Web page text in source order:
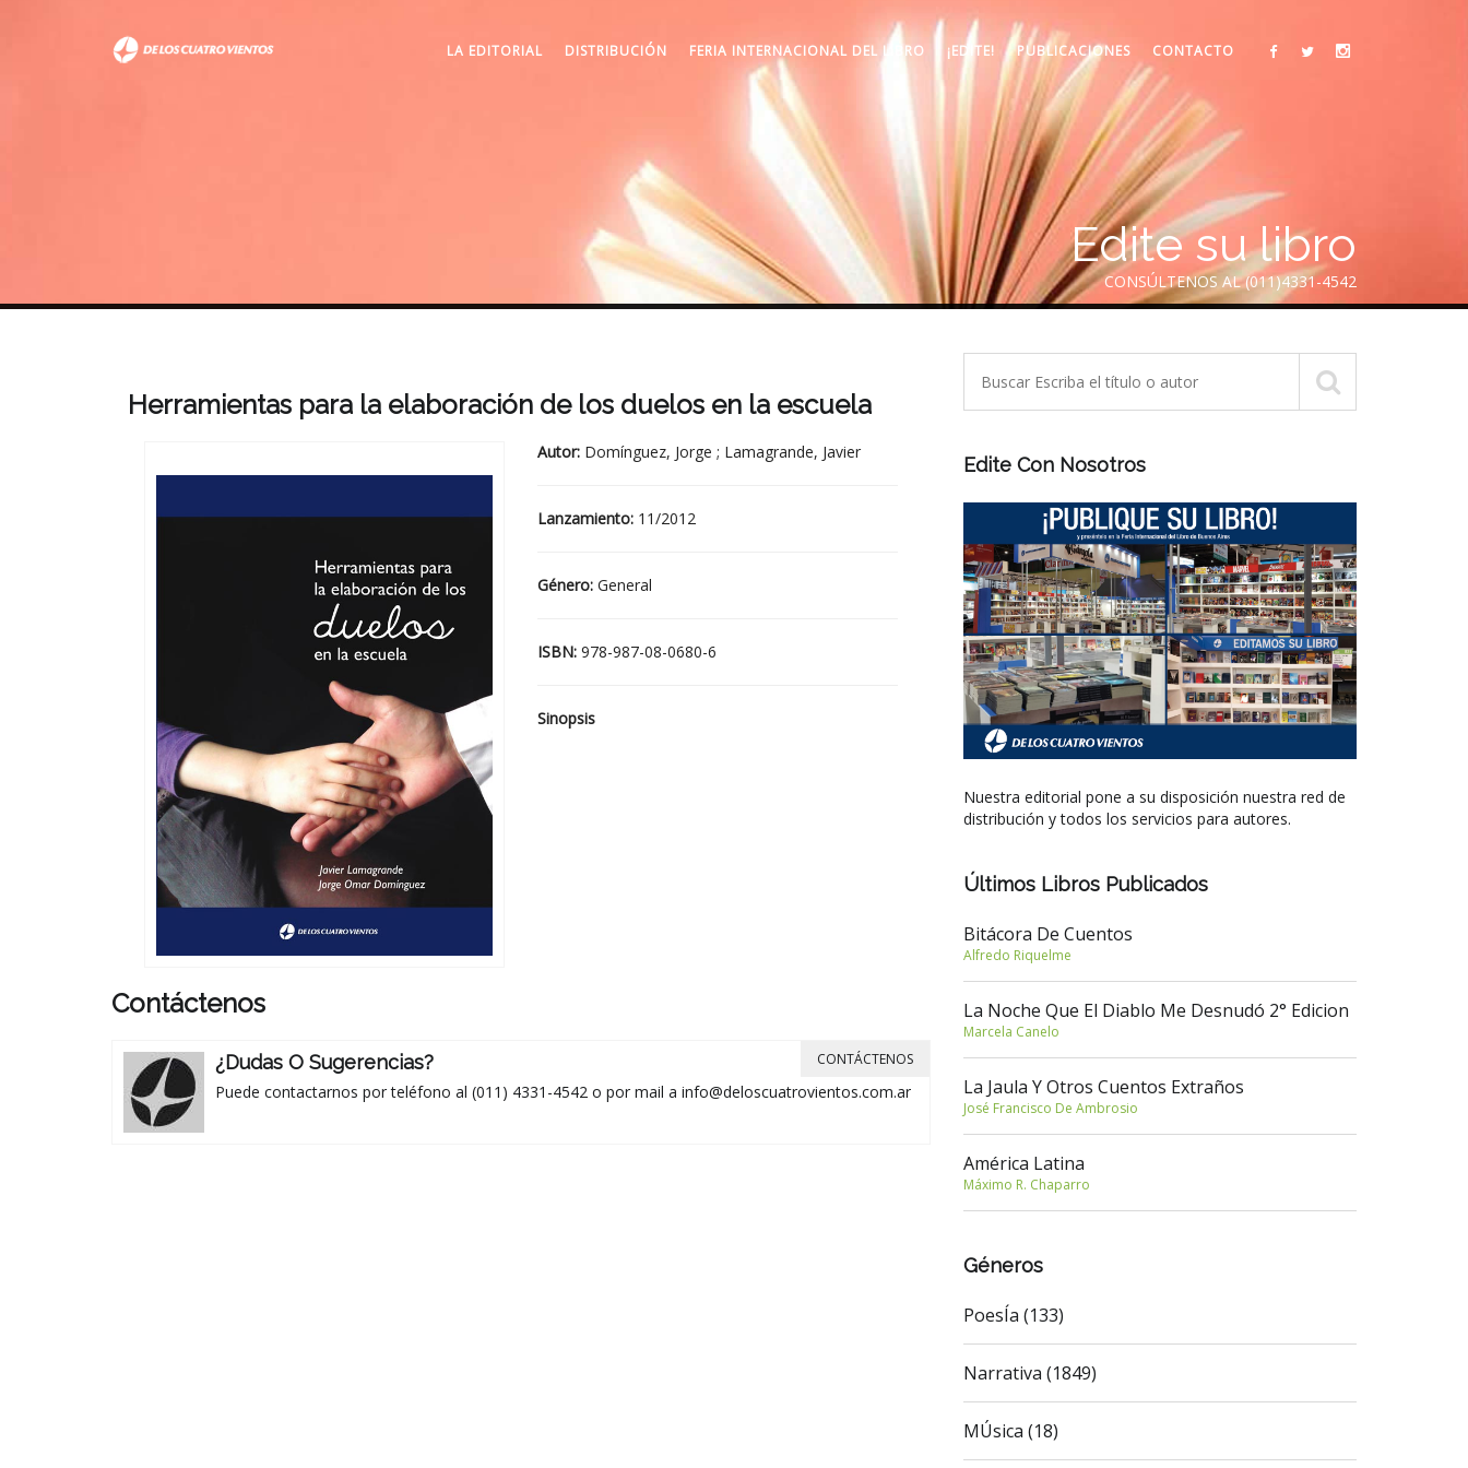
LA EDITORIAL DISTRIBUCIÓN FERIA INTERNACIONAL DEL LIBRO ¡EDITE! PUBLICACIONES CONTACTO
Edite su libro
CONSÚLTENOS AL (011)4331-4542
Herramientas para la elaboración de los duelos en la escuela
Autor: Domínguez, Jorge ; Lamagrande, Javier
Lanzamiento: 11/2012
Género: General
ISBN: 978-987-08-0680-6
Sinopsis
Contáctenos
¿Dudas O Sugerencias?
Puede contactarnos por teléfono al (011) 4331-4542 o por mail a info@deloscuatrovientos.com.ar
CONTÁCTENOS
Edite Con Nosotros
Nuestra editorial pone a su disposición nuestra red de
distribución y todos los servicios para autores.
Últimos Libros Publicados
Bitácora De Cuentos
Alfredo Riquelme
La Noche Que El Diablo Me Desnudó 2° Edicion
Marcela Canelo
La Jaula Y Otros Cuentos Extraños
José Francisco De Ambrosio
América Latina
Máximo R. Chaparro
Géneros
PoesÍa (133)
Narrativa (1849)
MÚsica (18)